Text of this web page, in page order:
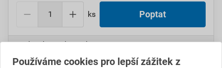
ks Poptat
Do košíku přidáte1 ksza108,40Kčs DPH
(
89,59 Kč bez DPH).
Používáme cookies pro lepší zážitek z